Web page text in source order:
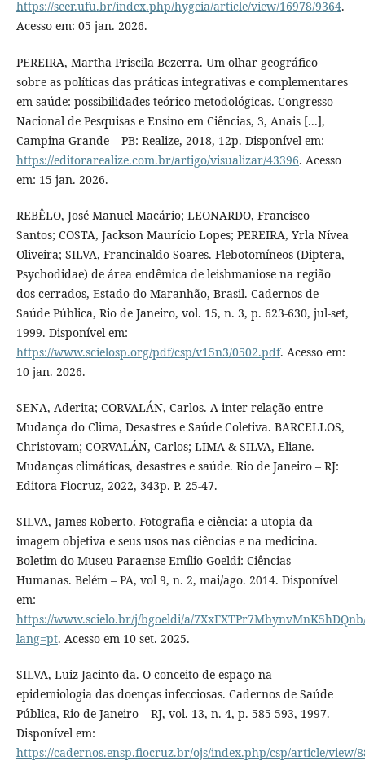
https://seer.ufu.br/index.php/hygeia/article/view/16978/9364.
Acesso em: 05 jan. 2026.
PEREIRA, Martha Priscila Bezerra. Um olhar geográfico
sobre as políticas das práticas integrativas e complementares
em saúde: possibilidades teórico-metodológicas. Congresso
Nacional de Pesquisas e Ensino em Ciências, 3, Anais [...],
Campina Grande – PB: Realize, 2018, 12p. Disponível em:
https://editorarealize.com.br/artigo/visualizar/43396. Acesso
em: 15 jan. 2026.
REBÊLO, José Manuel Macário; LEONARDO, Francisco
Santos; COSTA, Jackson Maurício Lopes; PEREIRA, Yrla Nívea
Oliveira; SILVA, Francinaldo Soares. Flebotomíneos (Diptera,
Psychodidae) de área endêmica de leishmaniose na região
dos cerrados, Estado do Maranhão, Brasil. Cadernos de
Saúde Pública, Rio de Janeiro, vol. 15, n. 3, p. 623-630, jul-set,
1999. Disponível em:
https://www.scielosp.org/pdf/csp/v15n3/0502.pdf. Acesso em:
10 jan. 2026.
SENA, Aderita; CORVALÁN, Carlos. A inter-relação entre
Mudança do Clima, Desastres e Saúde Coletiva. BARCELLOS,
Christovam; CORVALÁN, Carlos; LIMA & SILVA, Eliane.
Mudanças climáticas, desastres e saúde. Rio de Janeiro – RJ:
Editora Fiocruz, 2022, 343p. P. 25-47.
SILVA, James Roberto. Fotografia e ciência: a utopia da
imagem objetiva e seus usos nas ciências e na medicina.
Boletim do Museu Paraense Emílio Goeldi: Ciências
Humanas. Belém – PA, vol 9, n. 2, mai/ago. 2014. Disponível
em:
https://www.scielo.br/j/bgoeldi/a/
lang=pt. Acesso em 10 set. 2025.
SILVA, Luiz Jacinto da. O conceito de espaço na
epidemiologia das doenças infecciosas. Cadernos de Saúde
Pública, Rio de Janeiro – RJ, vol. 13, n. 4, p. 585-593, 1997.
Disponível em:
https://cadernos.ensp.fiocruz.br/ojs/index.php/csp/article/view/